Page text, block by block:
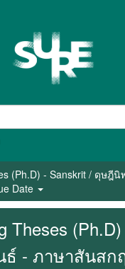
(Ph.D) - Sanskrit / ดุษฎี
Date
Theses
- ภาษาสันสก